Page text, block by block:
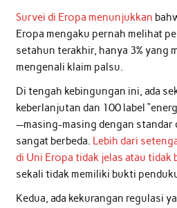
Survei di Eropa menunjukkan
Eropa mengaku pernah melihat
setahun terakhir, hanya 3% yang
mengenali klaim palsu.
Di tengah kebingungan ini, ada
keberlanjutan dan 100 label
—masing-masing dengan standar
sangat berbeda. Lebih dari
di Uni Eropa tidak jelas atau tidak
sekali tidak memiliki bukti
Kedua, ada kekurangan regulasi